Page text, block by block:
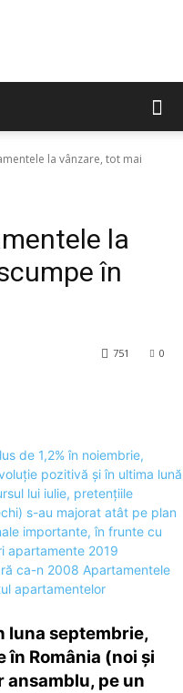
la vânzare, tot mai
la
în
0
751
luna septembrie,
România (noi și
pe un